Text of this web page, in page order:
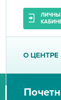
О ЦЕНТРЕ